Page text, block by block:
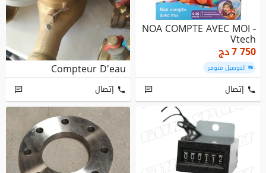
NOA COMPTE AVEC MOI -
Vtech
7 750دج
التوصيل متوفر
إتصال
Compteur D'eau
إتصال